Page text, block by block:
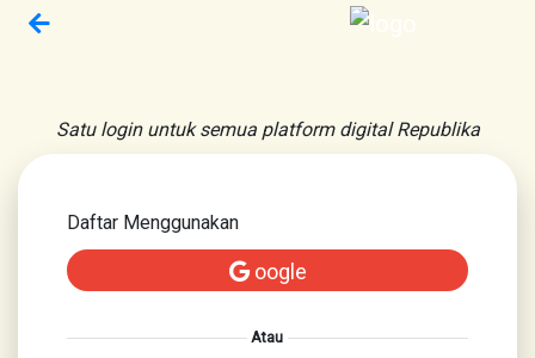
Satu login untuk semua platform digital Republika
Daftar Menggunakan
oogle
Atau